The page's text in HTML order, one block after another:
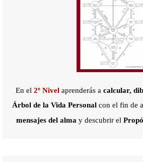
En el2º Nivel aprenderás acalcular,
Árbol de la Vida Personal con el fin de
mensajes del almay descubrirel